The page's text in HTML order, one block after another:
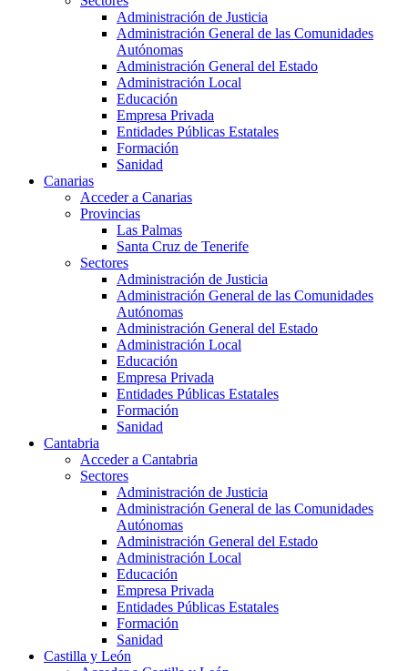
Administración de Justicia
Administración General de las Comunidades
Autónomas
Administración General del Estado
Administración Local
Educación
Empresa Privada
Entidades Públicas Estatales
Formación
Sanidad
Canarias
Acceder a Canarias
Provincias
Las Palmas
Santa Cruz de Tenerife
Sectores
Administración de Justicia
Administración General de las Comunidades
Autónomas
Administración General del Estado
Administración Local
Educación
Empresa Privada
Entidades Públicas Estatales
Formación
Sanidad
Cantabria
Acceder a Cantabria
Sectores
Administración de Justicia
Administración General de las Comunidades
Autónomas
Administración General del Estado
Administración Local
Educación
Empresa Privada
Entidades Públicas Estatales
Formación
Sanidad
Castilla y León